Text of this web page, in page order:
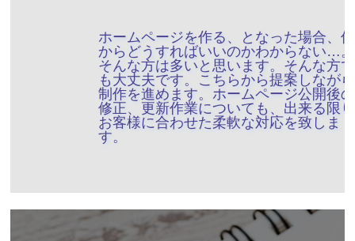
ホームページを作る、となった場合、何
からどうすればいいのかわからない…。
そんな方は多いと思います。そんな方で
も大丈夫です。こちらから提案しながら
制作を進めます。ホームページ公開後の
修正、更新作業についても、出来る限り
お客様に合わせた柔軟な対応を致しま
す。